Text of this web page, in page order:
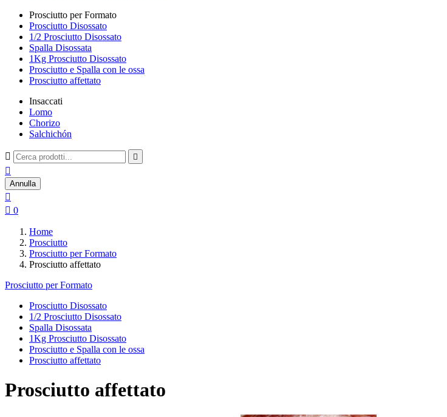
Prosciutto per Formato
Prosciutto Disossato
1/2 Prosciutto Disossato
Spalla Disossata
1Kg Prosciutto Disossato
Prosciutto e Spalla con le ossa
Prosciutto affettato
Insaccati
Lomo
Chorizo
Salchichón
 

Annulla

 0
Home
Prosciutto
Prosciutto per Formato
Prosciutto affettato
Prosciutto per Formato
Prosciutto Disossato
1/2 Prosciutto Disossato
Spalla Disossata
1Kg Prosciutto Disossato
Prosciutto e Spalla con le ossa
Prosciutto affettato
Prosciutto affettato